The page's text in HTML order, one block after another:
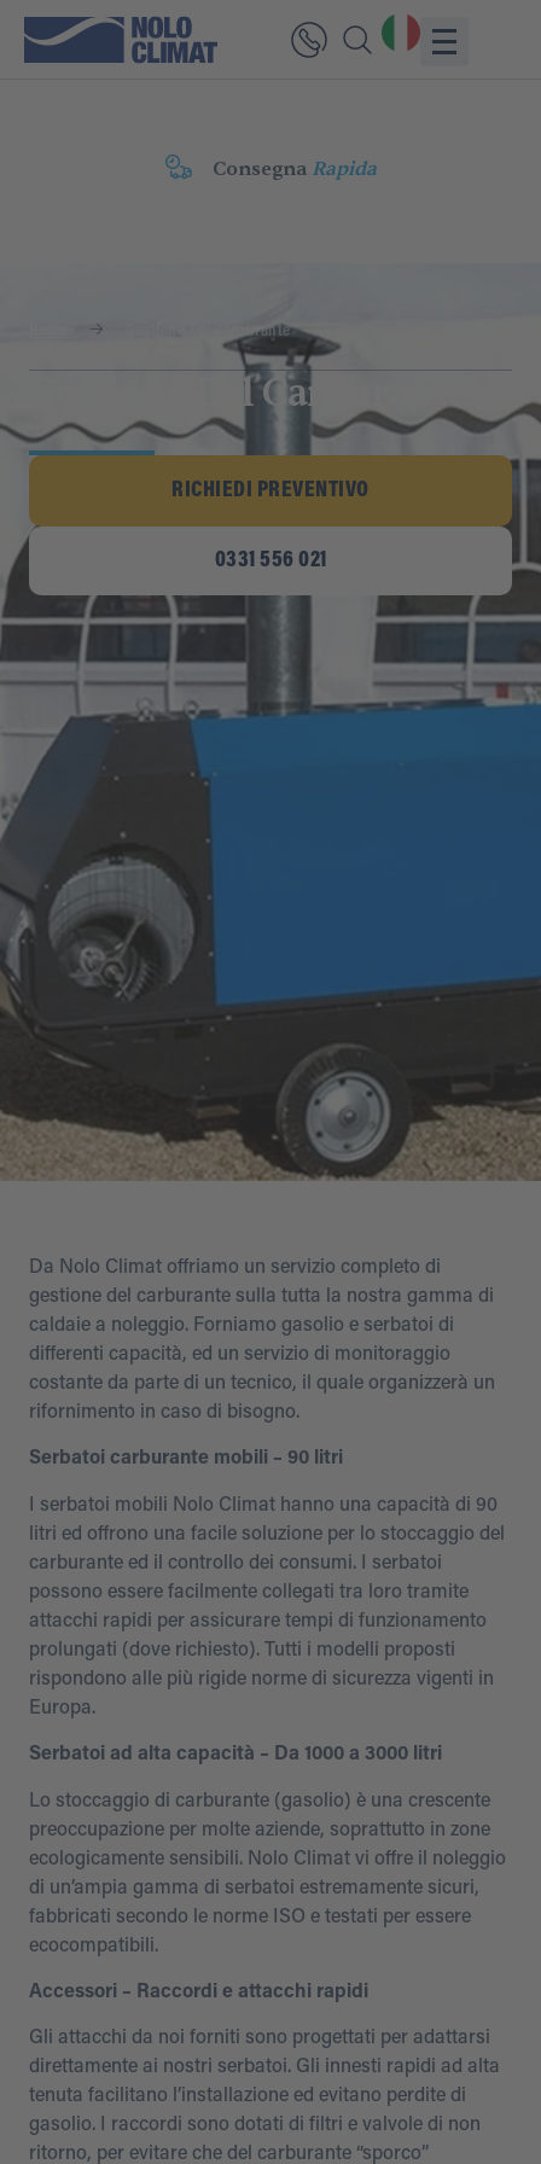
Consegna Rapida
Gestione Del Carburante
Gestione Del Carburante
RICHIEDI PREVENTIVO
0331 556 021
Da Nolo Climat offriamo un servizio completo di
gestione del carburante sulla tutta la nostra gamma di
caldaie a noleggio. Forniamo gasolio e serbatoi di
differenti capacità, ed un servizio di monitoraggio
costante da parte di un tecnico, il quale organizzerà un
rifornimento in caso di bisogno.
Serbatoi carburante mobili – 90 litri
I serbatoi mobili Nolo Climat hanno una capacità di 90
litri ed offrono una facile soluzione per lo stoccaggio del
carburante ed il controllo dei consumi. I serbatoi
possono essere facilmente collegati tra loro tramite
attacchi rapidi per assicurare tempi di funzionamento
prolungati (dove richiesto). Tutti i modelli proposti
rispondono alle più rigide norme di sicurezza vigenti in
Europa.
Serbatoi ad alta capacità – Da 1000 a 3000 litri
Lo stoccaggio di carburante (gasolio) è una crescente
preoccupazione per molte aziende, soprattutto in zone
ecologicamente sensibili. Nolo Climat vi offre il noleggio
di un’ampia gamma di serbatoi estremamente sicuri,
fabbricati secondo le norme ISO e testati per essere
ecocompatibili.
Accessori – Raccordi e attacchi rapidi
Gli attacchi da noi forniti sono progettati per adattarsi
direttamente ai nostri serbatoi. Gli innesti rapidi ad alta
tenuta facilitano l’installazione ed evitano perdite di
gasolio. I raccordi sono dotati di filtri e valvole di non
ritorno, per evitare che del carburante “sporco”